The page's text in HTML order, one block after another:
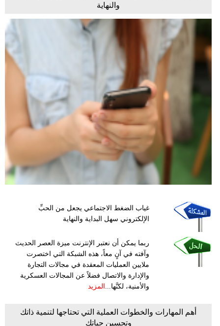
والنهاية
غياب الضغط الاجتماعي يجعل من الحبِّ
الإلكتروني سهل البداية والنهاية
ربما يمكن أن نعتبر الإنترنت ميزة العصر الحديث
وآفته في آنٍ معاً، هذه الشبكة التي اختصرت
ملايين العمليات المعقدة في مجالات التجارة
والإدارة والاتصال فضلاً عن المجالات العسكرية
والأمنية، لكنَّها...
المزيد
أهم المهارات والخطوات العملية التي تحتاجها لتنمية ذاتك
وتحسين حياتك